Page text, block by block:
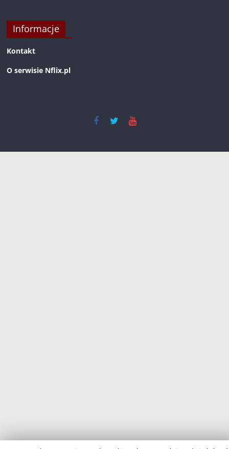
Informacje
Kontakt
O serwisie Nflix.pl